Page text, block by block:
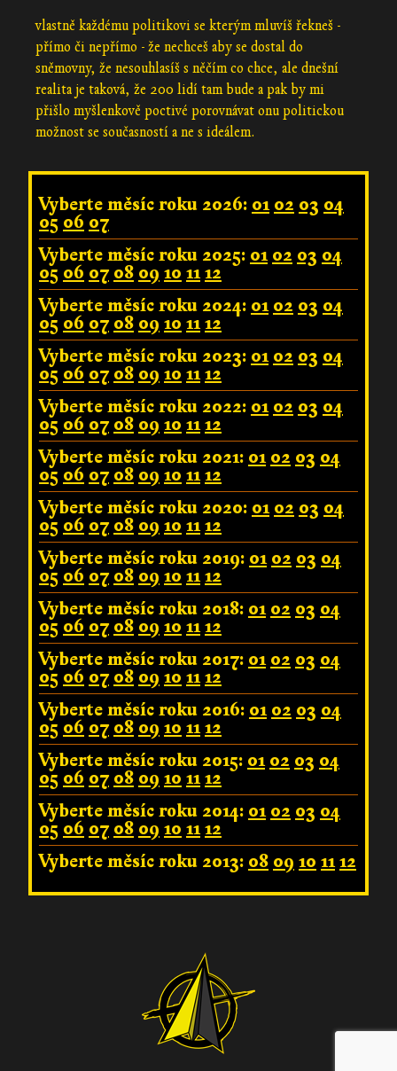
vlastně každému politikovi se kterým mluvíš řekneš -
přímo či nepřímo - že nechceš aby se dostal do
sněmovny, že nesouhlasíš s něčím co chce, ale dnešní
realita je taková, že 200 lidí tam bude a pak by mi
přišlo myšlenkově poctivé porovnávat onu politickou
možnost se současností a ne s ideálem.
Vyberte měsíc roku 2026: 01 02 03 04
05 06 07
Vyberte měsíc roku 2025: 01 02 03 04
05 06 07 08 09 10 11 12
Vyberte měsíc roku 2024: 01 02 03 04
05 06 07 08 09 10 11 12
Vyberte měsíc roku 2023: 01 02 03 04
05 06 07 08 09 10 11 12
Vyberte měsíc roku 2022: 01 02 03 04
05 06 07 08 09 10 11 12
Vyberte měsíc roku 2021: 01 02 03 04
05 06 07 08 09 10 11 12
Vyberte měsíc roku 2020: 01 02 03 04
05 06 07 08 09 10 11 12
Vyberte měsíc roku 2019: 01 02 03 04
05 06 07 08 09 10 11 12
Vyberte měsíc roku 2018: 01 02 03 04
05 06 07 08 09 10 11 12
Vyberte měsíc roku 2017: 01 02 03 04
05 06 07 08 09 10 11 12
Vyberte měsíc roku 2016: 01 02 03 04
05 06 07 08 09 10 11 12
Vyberte měsíc roku 2015: 01 02 03 04
05 06 07 08 09 10 11 12
Vyberte měsíc roku 2014: 01 02 03 04
05 06 07 08 09 10 11 12
Vyberte měsíc roku 2013: 08 09 10 11 12